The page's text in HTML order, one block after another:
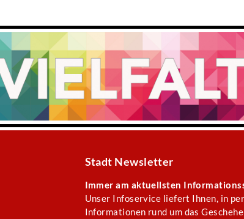
Stadt Newsletter
Immer am aktuellsten
Unser Infoservice liefert Ihnen, in
Informationen rund um das